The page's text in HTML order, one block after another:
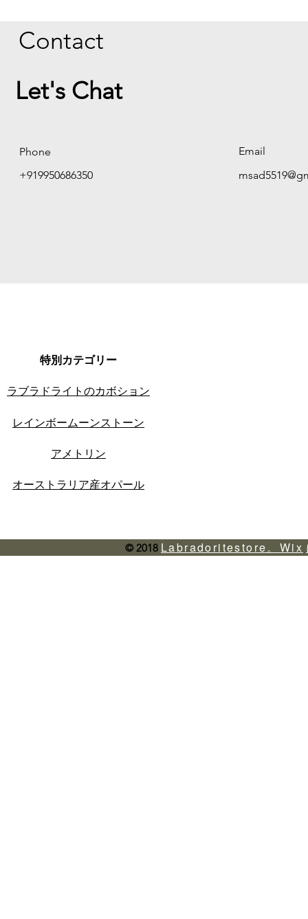
Contact
Let's Chat
Phone
+919950686350
Email
特別カテゴリー
ラブラドライトのカボション
レインボームーンストーン
アメトリン
オーストラリア産オパール
© 2018 Labradoritestore。Wix